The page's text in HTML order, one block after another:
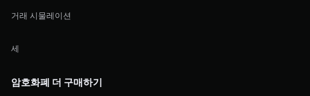
거래 시물레이션
세
암호화폐 더 구매하기